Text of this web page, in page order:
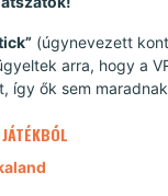
(úgynevezett
arra, hogy a
így ők sem